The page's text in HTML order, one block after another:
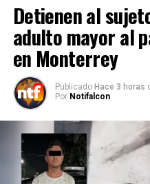
Detienen al
adulto mayor al
en Monterrey
Publicado Hace 3 horas
Por Notifalcon